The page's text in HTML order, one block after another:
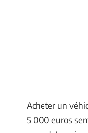
Acheter un
5 000 euros